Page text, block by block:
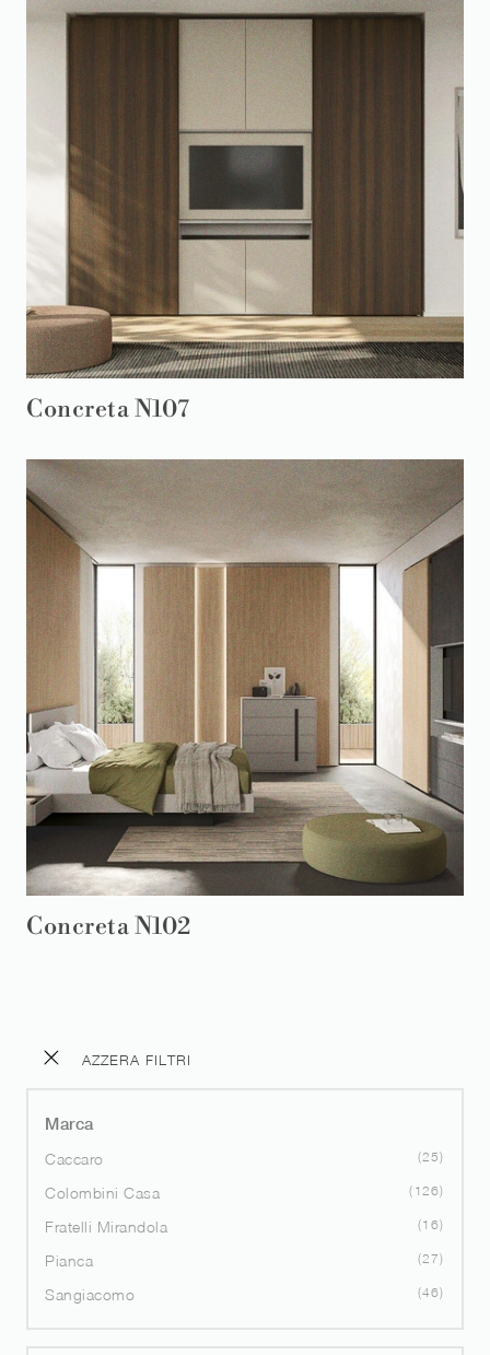
AZZERA FILTRI
Marca
Caccaro
25
Colombini Casa 126
Fratelli Mirandola 16
Pianca 27
Sangiacomo 46
Concreta N107
Concreta N102